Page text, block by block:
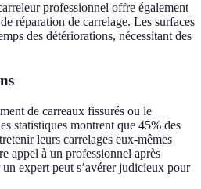
professionnel offre également
réparation de carrelage. Les surfaces
des détériorations, nécessitant des
de carreaux fissurés ou le
statistiques montrent que 45% des
leurs carrelages eux-mêmes
appel à un professionnel après
expert peut s’avérer judicieux pour